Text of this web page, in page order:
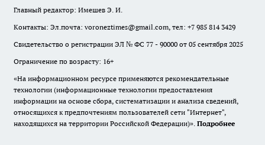
Главный редактор: Имешев Э. И.
Контакты: Эл.почта: voroneztimes@gmail.com, тел: +7 985 814 3429
Свидетельство о регистрации ЭЛ № ФС 77 - 90000 от 05 сентября 2025
Ограничение по возрасту: 16+
«На информационном ресурсе применяются рекомендательные
технологии (информационные технологии предоставления
информации на основе сбора, систематизации и анализа сведений,
относящихся к предпочтениям пользователей сети "Интернет",
находящихся на территории Российской Федерации)». Подробнее